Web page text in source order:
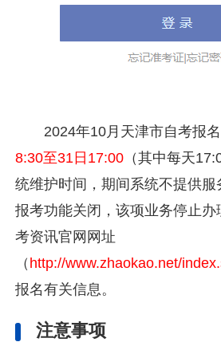
2024年10月天津市自考报名
8:30至31日17:00 （其中每天
统维护时间，期间系统不提供
报考功能关闭，该项业务停止办
考资讯官网网址
（ http://www.zhaokao.net/
报名有关信息。
注意事项